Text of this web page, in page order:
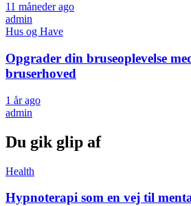
11 måneder ago
admin
Hus og Have
Opgrader din bruseoplevelse
bruserhoved
1 år ago
admin
Du gik glip af
Health
Hypnoterapi som en vej til